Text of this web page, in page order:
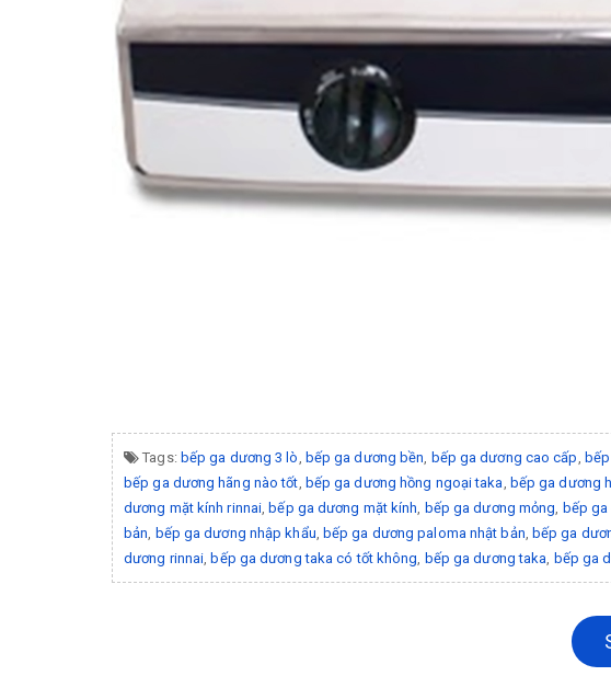
Tags: bếp ga dương 3 lò bếp ga dương bền bếp ga dương cao cấp
bếp ga dương hãng nào tốt bếp ga dương hồng ngoại taka bếp ga dương
dương mặt kính rinnai bếp ga dương mặt kính bếp ga dương mỏng bếp
bản
bếp ga dương nhập khẩu bếp ga dương paloma nhật bản bếp ga
dương rinnai bếp ga dương taka có tốt không bếp ga dương taka bếp ga